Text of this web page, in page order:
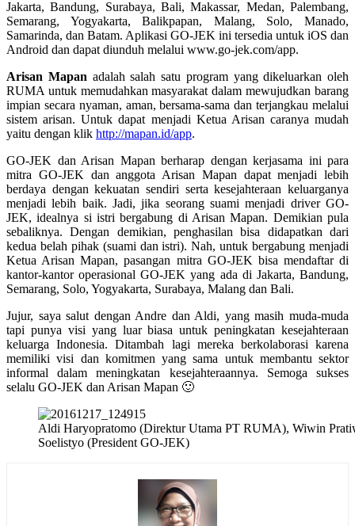
Jakarta, Bandung, Surabaya, Bali, Makassar, Medan, Palembang,
Semarang, Yogyakarta, Balikpapan, Malang, Solo, Manado,
Samarinda, dan Batam. Aplikasi GO-JEK ini tersedia untuk iOS dan
Android dan dapat diunduh melalui www.go-jek.com/app.
Arisan Mapan adalah salah satu program yang dikeluarkan oleh
RUMA untuk memudahkan masyarakat dalam mewujudkan barang
impian secara nyaman, aman, bersama-sama dan terjangkau melalui
sistem arisan. Untuk dapat menjadi Ketua Arisan caranya mudah
yaitu dengan klik http://mapan.id/app.
GO-JEK dan Arisan Mapan berharap dengan kerjasama ini para
mitra GO-JEK dan anggota Arisan Mapan dapat menjadi lebih
berdaya dengan kekuatan sendiri serta kesejahteraan keluarganya
menjadi lebih baik. Jadi, jika seorang suami menjadi driver GO-
JEK, idealnya si istri bergabung di Arisan Mapan. Demikian pula
sebaliknya. Dengan demikian, penghasilan bisa didapatkan dari
kedua belah pihak (suami dan istri). Nah, untuk bergabung menjadi
Ketua Arisan Mapan, pasangan mitra GO-JEK bisa mendaftar di
kantor-kantor operasional GO-JEK yang ada di Jakarta, Bandung,
Semarang, Solo, Yogyakarta, Surabaya, Malang dan Bali.
Jujur, saya salut dengan Andre dan Aldi, yang masih muda-muda
tapi punya visi yang luar biasa untuk peningkatan kesejahteraan
keluarga Indonesia. Ditambah lagi mereka berkolaborasi karena
memiliki visi dan komitmen yang sama untuk membantu sektor
informal dalam meningkatan kesejahteraannya. Semoga sukses
selalu GO-JEK dan Arisan Mapan 🙂
Aldi Haryopratomo (Direktur Utama PT RUMA), Wiwin
Soelistyo (President GO-JEK)